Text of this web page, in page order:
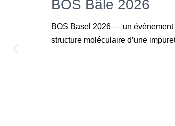
BOS Bâle 2026
BOS Basel 2026 — un événement
structure moléculaire d’une